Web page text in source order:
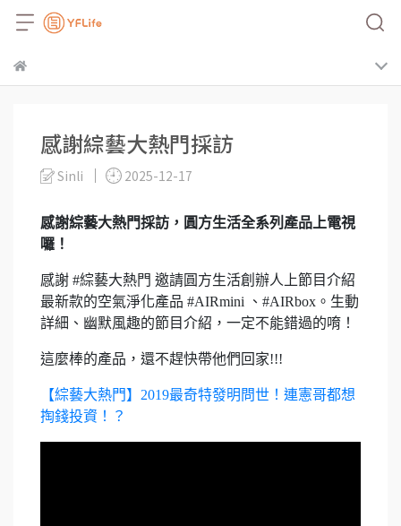
感謝綜藝大熱門採訪
Sinli 2025-12-17
感謝綜藝大熱門採訪， 圓方生活全系列產品上電視
囉！
感謝 #綜藝大熱門 邀請圓方生活創辦人上節目介紹
最新款的空氣淨化產品 #AIRmini 、#AIRbox。生動
詳細、幽默風趣的節目介紹，一定不能錯過的唷！
這麼棒的產品，還不趕快帶他們回家!!!
【綜藝大熱門】2019最奇特發明問世！連憲哥都想
掏錢投資！？